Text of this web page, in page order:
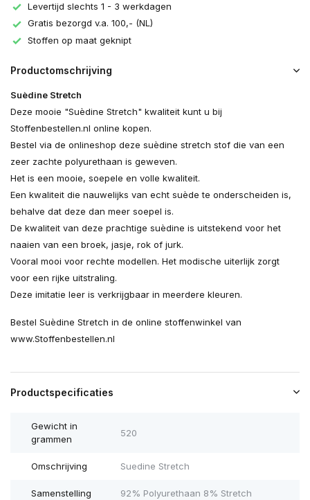
Levertijd slechts 1 - 3 werkdagen
Gratis bezorgd v.a. 100,- (NL)
Stoffen op maat geknipt
Productomschrijving
Suèdine Stretch
Deze mooie "Suèdine Stretch" kwaliteit kunt u bij
Stoffenbestellen.nl online kopen.
Bestel via de onlineshop deze suèdine stretch stof die van een
zeer zachte polyurethaan is geweven.
Het is een mooie, soepele en volle kwaliteit.
Een kwaliteit die nauwelijks van echt suède te onderscheiden is,
behalve dat deze dan meer soepel is.
De kwaliteit van deze prachtige suèdine is uitstekend voor het
naaien van een broek, jasje, rok of jurk.
Vooral mooi voor rechte modellen. Het modische uiterlijk zorgt
voor een rijke uitstraling.
Deze imitatie leer is verkrijgbaar in meerdere kleuren.
Bestel Suèdine Stretch in de online stoffenwinkel van
www.Stoffenbestellen.nl
Productspecificaties
Gewicht in
grammen
520
Omschrijving Suedine Stretch
Samenstelling 92% Polyurethaan 8% Stretch